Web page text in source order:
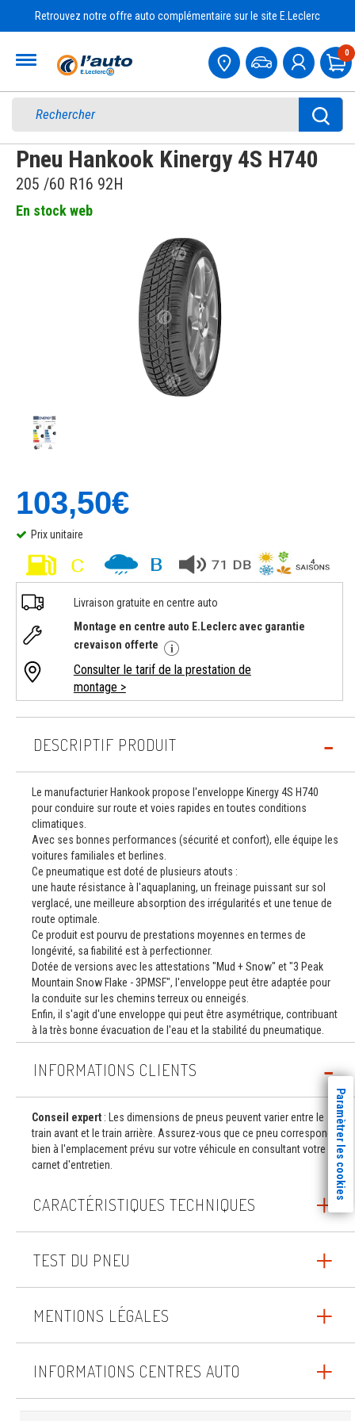
Retrouvez notre offre auto complémentaire sur le site E.Leclerc
0
Pneu Hankook Kinergy 4S H740
205 /60 R16 92H
En stock web
103,50€
Prix unitaire
Livraison gratuite en centre auto
Montage en centre auto E.Leclerc avec garantie
crevaison offerte
Consulter le tarif de la prestation de
montage >
DESCRIPTIF PRODUIT
Le manufacturier Hankook propose l'enveloppe Kinergy 4S H740
pour conduire sur route et voies rapides en toutes conditions
climatiques.
Avec ses bonnes performances (sécurité et confort), elle équipe les
voitures familiales et berlines.
Ce pneumatique est doté de plusieurs atouts :
une haute résistance à l'aquaplaning, un freinage puissant sur sol
verglacé, une meilleure absorption des irrégularités et une tenue de
route optimale.
Ce produit est pourvu de prestations moyennes en termes de
longévité, sa fiabilité est à perfectionner.
Dotée de versions avec les attestations "Mud + Snow" et "3 Peak
Mountain Snow Flake - 3PMSF", l'enveloppe peut être adaptée pour
la conduite sur les chemins terreux ou enneigés.
Enfin, il s'agit d'une enveloppe qui peut être asymétrique, contribuant
à la très bonne évacuation de l'eau et la stabilité du pneumatique.
INFORMATIONS CLIENTS
Conseil expert : Les dimensions de pneus peuvent varier entre le
train avant et le train arrière. Assurez-vous que ce pneu correspond
bien à l'emplacement prévu sur votre véhicule en consultant votre
carnet d'entretien.
CARACTÉRISTIQUES TECHNIQUES
TEST DU PNEU
MENTIONS LÉGALES
INFORMATIONS CENTRES AUTO
Paramètrer les cookies